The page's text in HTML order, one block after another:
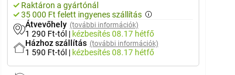
Raktáron a gyártónál
35 000 Ft felett ingyenes szállítás
Átvevőhely (további információk)
1 290 Ft-tól | kézbesítés08.17 hétfő
Házhoz szállítás (további információk)
1 590 Ft-tól | kézbesítés08.17 hétfő